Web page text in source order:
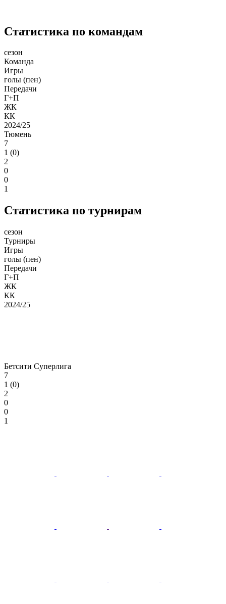
Статистика по командам
сезон
Команда
Игры
голы (пен)
Передачи
Г+П
ЖК
КК
2024/25
Тюмень
7
1 (0)
2
0
0
1
Статистика по турнирам
сезон
Турниры
Игры
голы (пен)
Передачи
Г+П
ЖК
КК
2024/25
Бетсити Суперлига
7
1 (0)
2
0
0
1